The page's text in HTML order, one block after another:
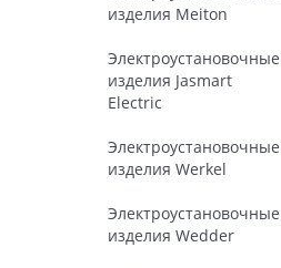
изделия Meiton
Электроустановочные
изделия Jasmart
Electric
Электроустановочные
изделия Werkel
Электроустановочные
изделия Wedder